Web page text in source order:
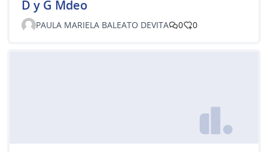
D y G Mdeo
PAULA MARIELA BALEATO DEVITA 0 0